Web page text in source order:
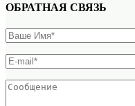
ОБРАТНАЯ СВЯЗЬ